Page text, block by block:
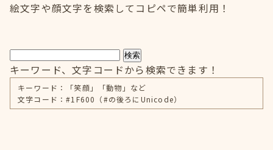
絵文字や顔文字を検索してコピペで簡単利用！
検索
キーワード、文字コードから検索できます！
キーワード：「笑顔」「動物」など
文字コード：#1F600（#の後ろにUnicode）